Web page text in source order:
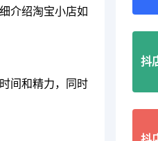
介绍淘宝小店如
间和精力，同时
音
诉
吗
抖